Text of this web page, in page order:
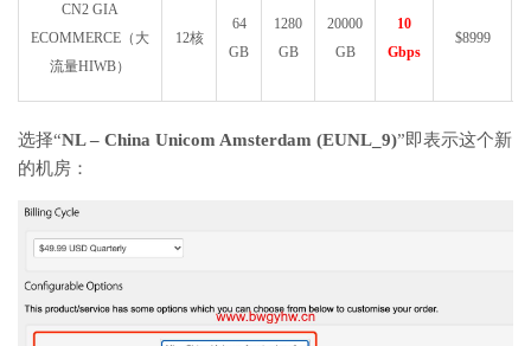
CN2 GIA
ECOMMERCE（大
流量HIWB）
12核
64
GB
1280
GB
20000
GB
10
Gbps
$8999
选择“NL – China Unicom Amsterdam (EUNL_9)”即表示这个新
的机房：